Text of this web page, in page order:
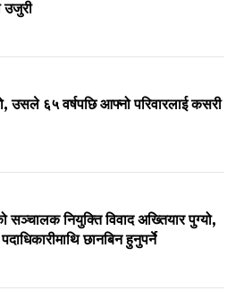
उजुरी
उसले ६५ वर्षपछि आफ्नो परिवारलाई कसरी
सञ्चालक नियुक्ति विवाद अख्तियार पुग्यो,
छानबिन हुनुपर्ने